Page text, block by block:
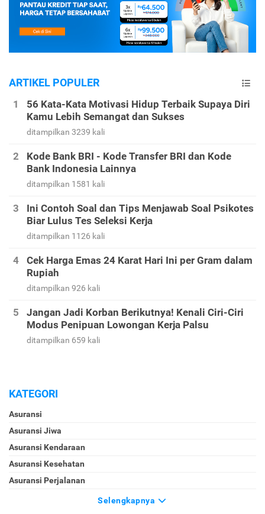
ARTIKEL POPULER
56 Kata-Kata Motivasi Hidup Terbaik Supaya Diri
Kamu Lebih Semangat dan Sukses
ditampilkan 3239 kali
Kode Bank BRI - Kode Transfer BRI dan Kode
Bank Indonesia Lainnya
ditampilkan 1581 kali
Ini Contoh Soal dan Tips Menjawab Soal Psikotes
Biar Lulus Tes Seleksi Kerja
ditampilkan 1126 kali
Cek Harga Emas 24 Karat Hari Ini per Gram dalam
Rupiah
ditampilkan 926 kali
Jangan Jadi Korban Berikutnya! Kenali Ciri-Ciri
Modus Penipuan Lowongan Kerja Palsu
ditampilkan 659 kali
KATEGORI
Asuransi
Asuransi Jiwa
Asuransi Kendaraan
Asuransi Kesehatan
Asuransi Perjalanan
Selengkapnya